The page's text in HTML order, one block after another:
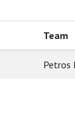
Team
Petros